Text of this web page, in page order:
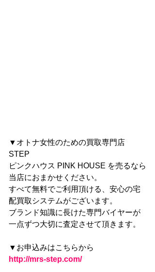
▼オトナ女性のための買取専門店
STEP
ピンクハウス PINK HOUSE を売るなら
当店におまかせください。
すべて無料でご利用頂ける、安心の宅
配買取システムがございます。
ブランド知識に長けた専門バイヤーが
一点ずつ大切に査定させて頂きます。
▼お申込みはこちらから
http://mrs-step.com/